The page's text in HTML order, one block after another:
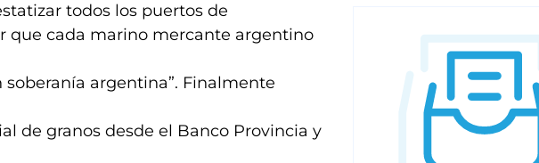
todos los puertos de
que cada marino mercante argentino
argentina”. Finalmente
de granos desde el Banco Provincia y